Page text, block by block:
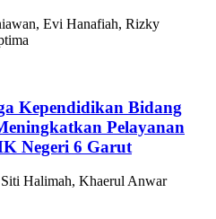
Evi Hanafiah, Rizky
Kependidikan Bidang
Pelayanan
Negeri 6 Garut
Halimah, Khaerul Anwar